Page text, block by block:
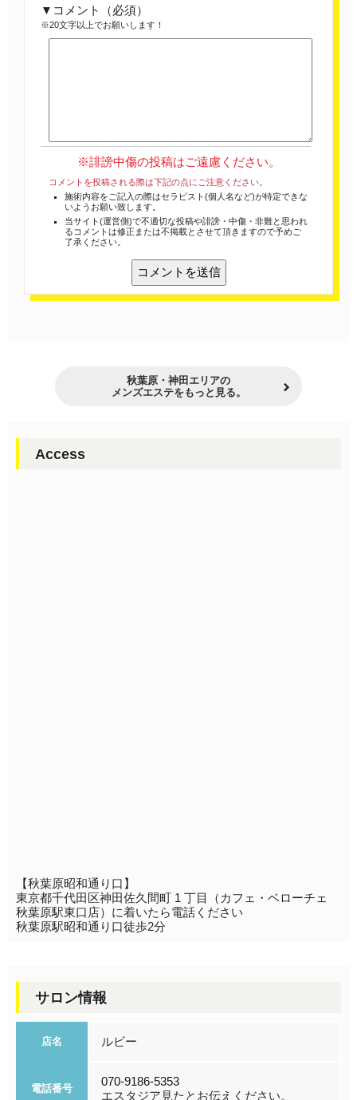
コメント （必須）
※20文字以上でお願いします！
※誹謗中傷の投稿はご遠慮ください。
コメントを投稿される際は下記の点にご注意ください。
施術内容をご記入の際はセラピスト(個人名など)が特定できな
いようお願い致します。
当サイト(運営側)で不適切な投稿や誹謗・中傷・非難と思われ
るコメントは修正または不掲載とさせて頂きますので予めご
了承ください。
秋葉原・神田エリアの
メンズエステをもっと見る。
Access
【秋葉原昭和通り口】
東京都千代田区神田佐久間町 1 丁目（カフェ・ベローチェ
秋葉原駅東口店）に着いたら電話ください
秋葉原駅昭和通り口徒歩2分
サロン情報
店名 ルビー
電話番号
070-9186-5353
エスタジア見たとお伝えください。